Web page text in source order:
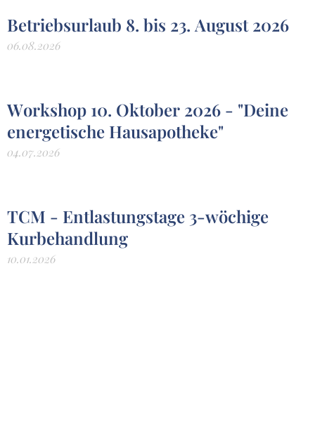
Betriebsurlaub 8. bis 23. August 2026
06.08.2026
Workshop 10. Oktober 2026 - "Deine
energetische Hausapotheke"
04.07.2026
TCM - Entlastungstage 3-wöchige
Kurbehandlung
10.01.2026